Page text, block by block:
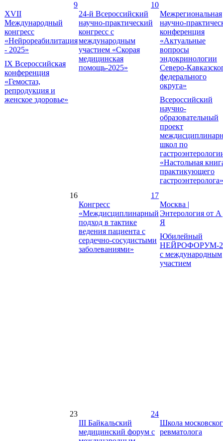
9
XVII
Международный
конгресс
«Нейрореабилитация
- 2025»
IX Всероссийская
конференция
«Гемостаз,
репродукция и
женское здоровье»
10
24-й Всероссийский
научно-практический
конгресс с
международным
участием «Скорая
медицинская
помощь-2025»
Межрегиональная
научно-
конференция
«Актуальные
вопросы
эндокринологии
Северо-
федерального
округа»
Всероссийский
научно-
образовательный
проект
школ по
«Настольная
практикующего
гастроэнтеролога»
16
17
Конгресс
«Междисциплинарный
подход в тактике
ведения пациента с
сердечно-сосудистыми
заболеваниями»
Москва |
Энтерология от А
Я
Юбилейный
НЕЙРОФОРУМ-
с международным
участием
23
24
III Байкальский
медицинский форум с
Школа
ревматолога